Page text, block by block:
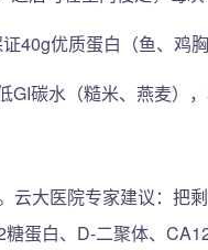
40g优质蛋白（鱼、鸡
碳水（糙米、燕麦）
云大医院专家建议：把
蛋白、D-二聚体、